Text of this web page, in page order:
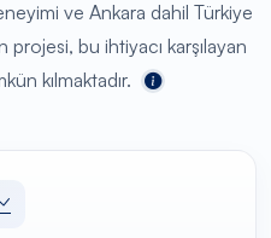
ve Ankara dahil Türkiye
bu ihtiyacı karşılayan
kılmaktadır.